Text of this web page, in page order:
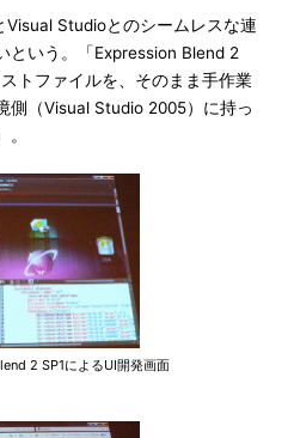
Studioとのシームレスな連
という。「Expression Blend 2
トファイルを、そのまま手作業
側（Visual Studio 2005）に持っ
2 SP1によるUI開発画面